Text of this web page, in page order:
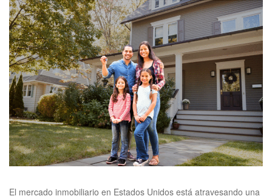
El mercado inmobiliario en Estados Unidos está atravesando una